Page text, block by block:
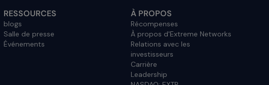
RESSOURCES
blogs
Salle de presse
Événements
À PROPOS
Récompenses
À propos d'Extreme Networks
Relations avec les
investisseurs
Carrière
Leadership